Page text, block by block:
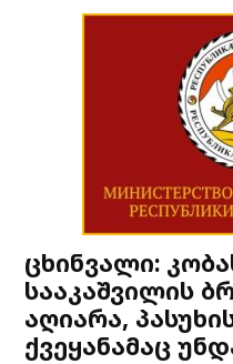
ცხინვალი:
სააკაშვილის
აღიარა,
ქვეყანამაც